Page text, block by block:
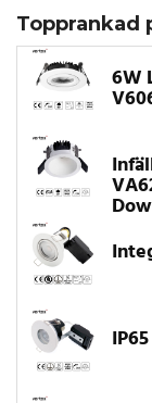
Topprankad
6W